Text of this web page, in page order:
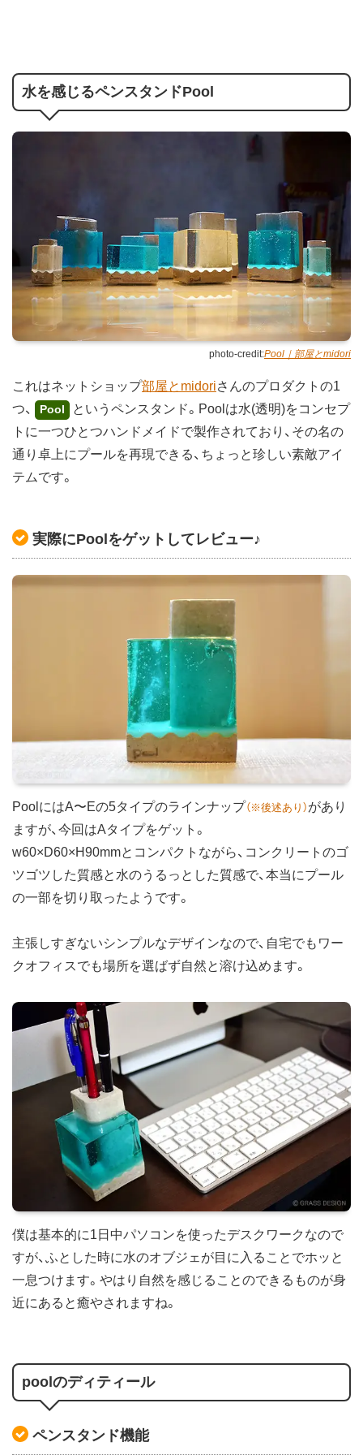
水を感じるペンスタンドPool
photo-credit:Pool｜部屋とmidori
これはネットショップ部屋とmidoriさんのプロダクトの1
つ、
Pool
というペンスタンド。Poolは水(透明)をコンセプ
トに一つひとつハンドメイドで製作されており、その名の
通り卓上にプールを再現できる、ちょっと珍しい素敵アイ
テムです。
実際にPoolをゲットしてレビュー♪
PoolにはA〜Eの5タイプのラインナップ（※後述あり） があり
ますが、今回はAタイプをゲット。
w60×D60×H90mmとコンパクトながら、コンクリートのゴ
ツゴツした質感と水のうるっとした質感で、本当にプール
の一部を切り取ったようです。
主張しすぎないシンプルなデザインなので、自宅でもワー
クオフィスでも場所を選ばず自然と溶け込めます。
僕は基本的に1日中パソコンを使ったデスクワークなので
すが、ふとした時に水のオブジェが目に入ることでホッと
一息つけます。やはり自然を感じることのできるものが身
近にあると癒やされますね。
poolのディティール
ペンスタンド機能